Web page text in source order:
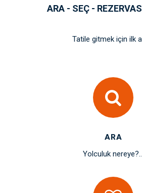
ARA - SEÇ -
Tatile gitmek için ilk
ARA
Yolculuk